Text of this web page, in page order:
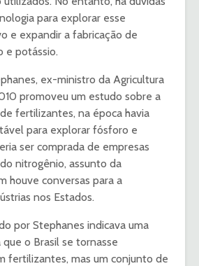
para explorar esse
e expandir a fabricação de
e potássio.
ex-ministro da Agricultura
promoveu um estudo sobre a
fertilizantes, na época havia
para explorar fósforo e
ser comprada de empresas
nitrogênio, assunto da
houve conversas para a
nos Estados.
por Stephanes indicava uma
o Brasil se tornasse
fertilizantes, mas um conjunto de